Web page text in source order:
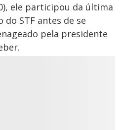
ele participou da última
STF antes de se
pela presidente